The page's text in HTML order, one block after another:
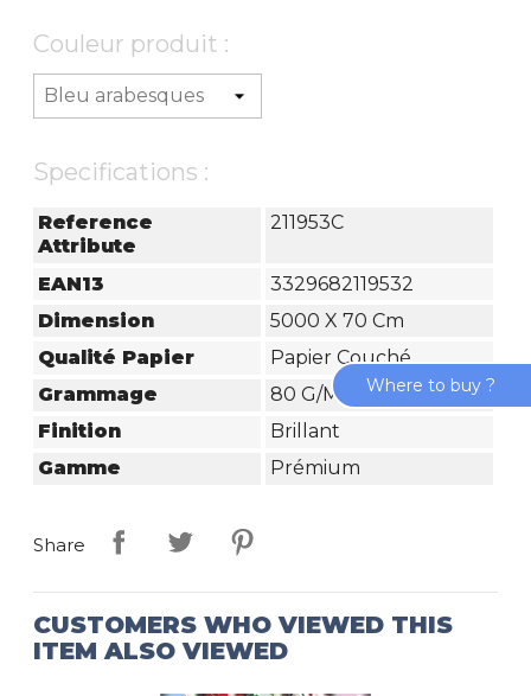
Couleur produit :
Specifications :
Reference
Attribute
211953C
EAN13
3329682119532
Dimension
5000 X 70 Cm
Qualité Papier
Papier Couché
Grammage
80 G/m²
Finition
Brillant
Gamme
Prémium
Share
CUSTOMERS WHO VIEWED THIS
ITEM ALSO VIEWED
Where to buy ?